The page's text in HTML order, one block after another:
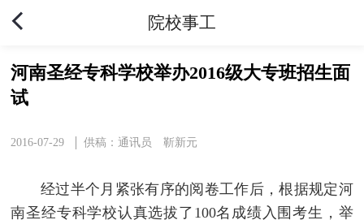
院校事工
河南圣经专科学校举办2016级大专班招生面
试
2016-07-29 供稿：通讯员 靳新元
经过半个月紧张有序的阅卷工作后，根据规定河
南圣经专科学校认真选拔了100名成绩入围考生，举